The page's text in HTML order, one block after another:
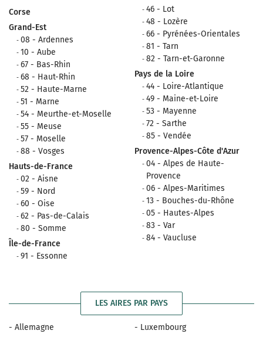
Corse
Grand-Est
08 - Ardennes
10 - Aube
67 - Bas-Rhin
68 - Haut-Rhin
52 - Haute-Marne
51 - Marne
54 - Meurthe-et-Moselle
55 - Meuse
57 - Moselle
88 - Vosges
Hauts-de-France
02 - Aisne
59 - Nord
60 - Oise
62 - Pas-de-Calais
80 - Somme
Île-de-France
91 - Essonne
46 - Lot
48 - Lozère
66 - Pyrénées-Orientales
81 - Tarn
82 - Tarn-et-Garonne
Pays de la Loire
44 - Loire-Atlantique
49 - Maine-et-Loire
53 - Mayenne
72 - Sarthe
85 - Vendée
Provence-Alpes-Côte d'Azur
04 - Alpes de Haute-
Provence
06 - Alpes-Maritimes
13 - Bouches-du-Rhône
05 - Hautes-Alpes
83 - Var
84 - Vaucluse
LES AIRES PAR PAYS
- Allemagne
- Luxembourg